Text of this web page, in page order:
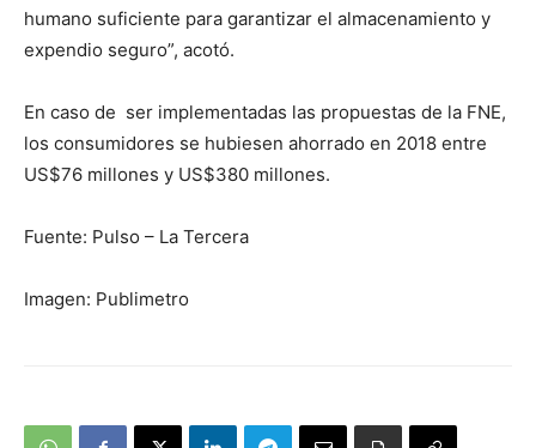
humano suficiente para garantizar el almacenamiento y
expendio seguro”, acotó.
En caso de ser implementadas las propuestas de la FNE,
los consumidores se hubiesen ahorrado en 2018 entre
US$76 millones y US$380 millones.
Fuente: Pulso – La Tercera
Imagen: Publimetro